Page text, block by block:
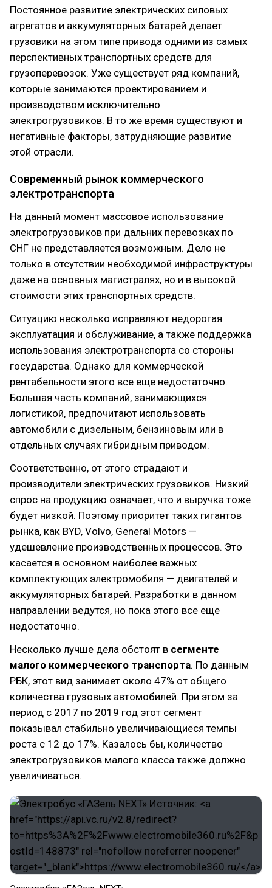
Постоянное развитие электрических силовых
агрегатов и аккумуляторных батарей делает
грузовики на этом типе привода одними из самых
перспективных транспортных средств для
грузоперевозок. Уже существует ряд компаний,
которые занимаются проектированием и
производством исключительно
электрогрузовиков. В то же время существуют и
негативные факторы, затрудняющие развитие
этой отрасли.
Современный рынок коммерческого
электротранспорта
На данный момент массовое использование
электрогрузовиков при дальних перевозках по
СНГ не представляется возможным. Дело не
только в отсутствии необходимой инфраструктуры
даже на основных магистралях, но и в высокой
стоимости этих транспортных средств.
Ситуацию несколько исправляют недорогая
эксплуатация и обслуживание, а также поддержка
использования электротранспорта со стороны
государства. Однако для коммерческой
рентабельности этого все еще недостаточно.
Большая часть компаний, занимающихся
логистикой, предпочитают использовать
автомобили с дизельным, бензиновым или в
отдельных случаях гибридным приводом.
Соответственно, от этого страдают и
производители электрических грузовиков. Низкий
спрос на продукцию означает, что и выручка тоже
будет низкой. Поэтому приоритет таких гигантов
рынка, как BYD, Volvo, General Motors —
удешевление производственных процессов. Это
касается в основном наиболее важных
комплектующих электромобиля — двигателей и
аккумуляторных батарей. Разработки в данном
направлении ведутся, но пока этого все еще
недостаточно.
Несколько лучше дела обстоят в сегменте
малого коммерческого транспорта. По данным
РБК, этот вид занимает около 47% от общего
количества грузовых автомобилей. При этом за
период с 2017 по 2019 год этот сегмент
показывал стабильно увеличивающиеся темпы
роста с 12 до 17%. Казалось бы, количество
электрогрузовиков малого класса также должно
увеличиваться.